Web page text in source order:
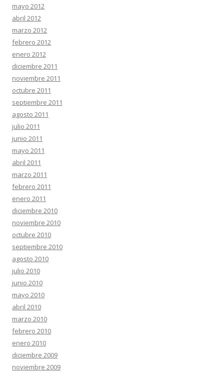
mayo 2012
abril 2012
marzo 2012
febrero 2012
enero 2012
diciembre 2011
noviembre 2011
octubre 2011
septiembre 2011
agosto 2011
julio 2011
junio 2011
mayo 2011
abril 2011
marzo 2011
febrero 2011
enero 2011
diciembre 2010
noviembre 2010
octubre 2010
septiembre 2010
agosto 2010
julio 2010
junio 2010
mayo 2010
abril 2010
marzo 2010
febrero 2010
enero 2010
diciembre 2009
noviembre 2009